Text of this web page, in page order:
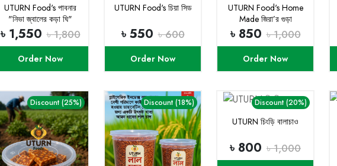
UTURN Food's পাবনার
"নিভা জ্বালের কড়া ঘি"
৳ 1,550 ৳ 1,800
Order Now
UTURN Food's চিয়া সিড
৳ 550 ৳ 600
Order Now
UTURN Food's Home
Made জিরা’র গুড়া
৳ 850 ৳ 1,000
Order Now
Discount (25%) Discount (18%) Discount (20%)
UTURN চিংড়ি বালাচাও
৳ 800 ৳ 1,000